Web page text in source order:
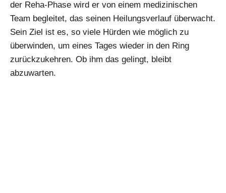
der Reha-Phase wird er von einem medizinischen
Team begleitet, das seinen Heilungsverlauf überwacht.
Sein Ziel ist es, so viele Hürden wie möglich zu
überwinden, um eines Tages wieder in den Ring
zurückzukehren. Ob ihm das gelingt, bleibt
abzuwarten.